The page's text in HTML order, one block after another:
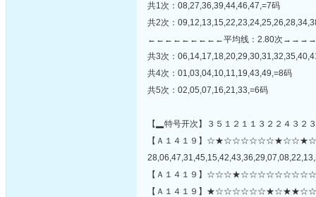
共1次：08,27,36,39,44,46,47,=7码
共2次：
←←←←←←←←←平均线：2.80次
共3次：
共4次：01,03,04,10,11,19,43,49,=8码
共5次：02,05,07,16,21,33,=6码
【▂特号开次】３５１２１１３２２４３２
【Ａ１４１９】
【Ａ１４１９】
【Ａ１４１９】